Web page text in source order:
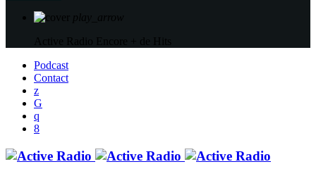
play_arrow
Active Radio Encore + de Hits
Podcast
Contact